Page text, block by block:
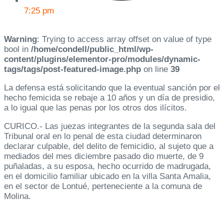
7:25 pm
Warning: Trying to access array offset on value of type
bool in /home/condell/public_html/wp-
content/plugins/elementor-pro/modules/dynamic-
tags/tags/post-featured-image.php on line 39
La defensa está solicitando que la eventual sanción por el
hecho femicida se rebaje a 10 años y un día de presidio,
a lo igual que las penas por los otros dos ilícitos.
CURICO.- Las juezas integrantes de la segunda sala del
Tribunal oral en lo penal de esta ciudad determinaron
declarar culpable, del delito de femicidio, al sujeto que a
mediados del mes diciembre pasado dio muerte, de 9
puñaladas, a su esposa, hecho ocurrido de madrugada,
en el domicilio familiar ubicado en la villa Santa Amalia,
en el sector de Lontué, perteneciente a la comuna de
Molina.